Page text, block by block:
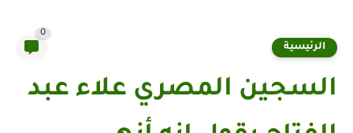
الرئيسية
0
السجين المصري علاء عبد